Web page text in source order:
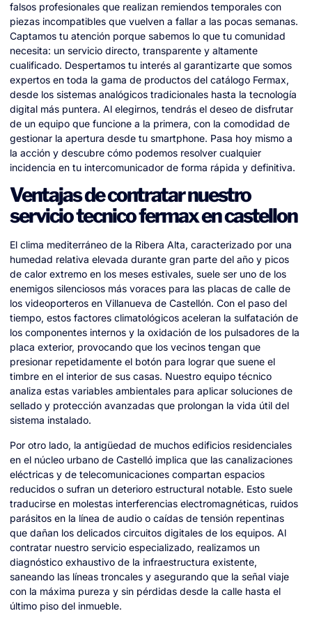
falsos profesionales que realizan remiendos temporales con
piezas incompatibles que vuelven a fallar a las pocas semanas.
Captamos tu atención porque sabemos lo que tu comunidad
necesita: un servicio directo, transparente y altamente
cualificado. Despertamos tu interés al garantizarte que somos
expertos en toda la gama de productos del catálogo Fermax,
desde los sistemas analógicos tradicionales hasta la tecnología
digital más puntera. Al elegirnos, tendrás el deseo de disfrutar
de un equipo que funcione a la primera, con la comodidad de
gestionar la apertura desde tu smartphone. Pasa hoy mismo a
la acción y descubre cómo podemos resolver cualquier
incidencia en tu intercomunicador de forma rápida y definitiva.
Ventajas de contratar nuestro
servicio tecnico fermax en castellon
El clima mediterráneo de la Ribera Alta, caracterizado por una
humedad relativa elevada durante gran parte del año y picos
de calor extremo en los meses estivales, suele ser uno de los
enemigos silenciosos más voraces para las placas de calle de
los videoporteros en Villanueva de Castellón. Con el paso del
tiempo, estos factores climatológicos aceleran la sulfatación de
los componentes internos y la oxidación de los pulsadores de la
placa exterior, provocando que los vecinos tengan que
presionar repetidamente el botón para lograr que suene el
timbre en el interior de sus casas. Nuestro equipo técnico
analiza estas variables ambientales para aplicar soluciones de
sellado y protección avanzadas que prolongan la vida útil del
sistema instalado.
Por otro lado, la antigüedad de muchos edificios residenciales
en el núcleo urbano de Castelló implica que las canalizaciones
eléctricas y de telecomunicaciones compartan espacios
reducidos o sufran un deterioro estructural notable. Esto suele
traducirse en molestas interferencias electromagnéticas, ruidos
parásitos en la línea de audio o caídas de tensión repentinas
que dañan los delicados circuitos digitales de los equipos. Al
contratar nuestro servicio especializado, realizamos un
diagnóstico exhaustivo de la infraestructura existente,
saneando las líneas troncales y asegurando que la señal viaje
con la máxima pureza y sin pérdidas desde la calle hasta el
último piso del inmueble.